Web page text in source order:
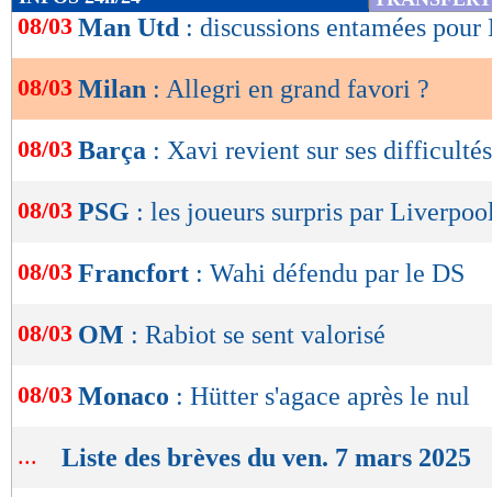
de
OK
08/03 Man Utd : discussions entamées pour
08/03 Milan : Allegri en grand favori ?
08/03 Barça : Xavi revient sur ses difficultés
08/03 PSG : les joueurs surpris par
08/03 Francfort : Wahi défendu par le DS
08/03 OM : Rabiot se sent valorisé
08/03 Monaco : Hütter s'agace après le nul
... Liste des brèves du ven. 7 mars 2025